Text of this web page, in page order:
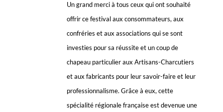
Un grand merci à tous ceux qui ont souhaité
offrir ce festival aux consommateurs, aux
confréries et aux associations qui se sont
investies pour sa réussite et un coup de
chapeau particulier aux Artisans-Charcutiers
et aux fabricants pour leur savoir-faire et leur
professionnalisme. Grâce à eux, cette
spécialité régionale française est devenue une